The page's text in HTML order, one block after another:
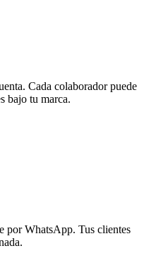
Cada colaborador puede
bajo tu marca.
por WhatsApp. Tus clientes